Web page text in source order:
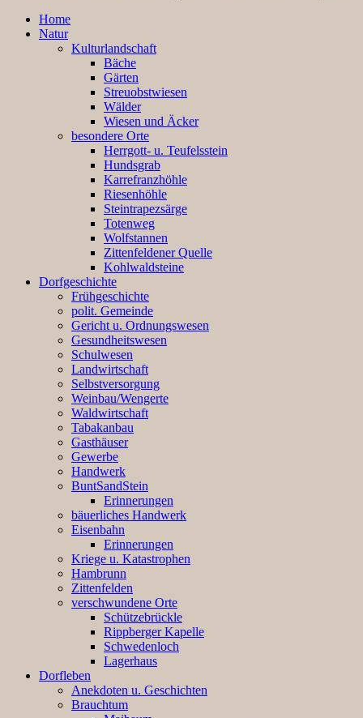
Home
Natur
Kulturlandschaft
Bäche
Gärten
Streuobstwiesen
Wälder
Wiesen und Äcker
besondere Orte
Herrgott- u. Teufelsstein
Hundsgrab
Karrefranzhöhle
Riesenhöhle
Steintrapezsärge
Totenweg
Wolfstannen
Zittenfeldener Quelle
Kohlwaldsteine
Dorfgeschichte
Frühgeschichte
polit. Gemeinde
Gericht u. Ordnungswesen
Gesundheitswesen
Schulwesen
Landwirtschaft
Selbstversorgung
Weinbau/Wengerte
Waldwirtschaft
Tabakanbau
Gasthäuser
Gewerbe
Handwerk
BuntSandStein
Erinnerungen
bäuerliches Handwerk
Eisenbahn
Erinnerungen
Kriege u. Katastrophen
Hambrunn
Zittenfelden
verschwundene Orte
Schützebrückle
Rippberger Kapelle
Schwedenloch
Lagerhaus
Dorfleben
Anekdoten u. Geschichten
Brauchtum